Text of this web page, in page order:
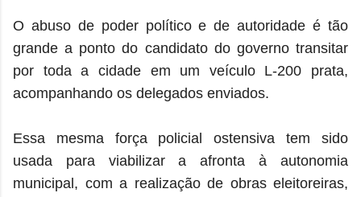
O abuso de poder político e de autoridade é tão
grande a ponto do candidato do governo transitar
por toda a cidade em um veículo L-200 prata,
acompanhando os delegados enviados.
Essa mesma força policial ostensiva tem sido
usada para viabilizar a afronta à autonomia
municipal, com a realização de obras eleitoreiras,